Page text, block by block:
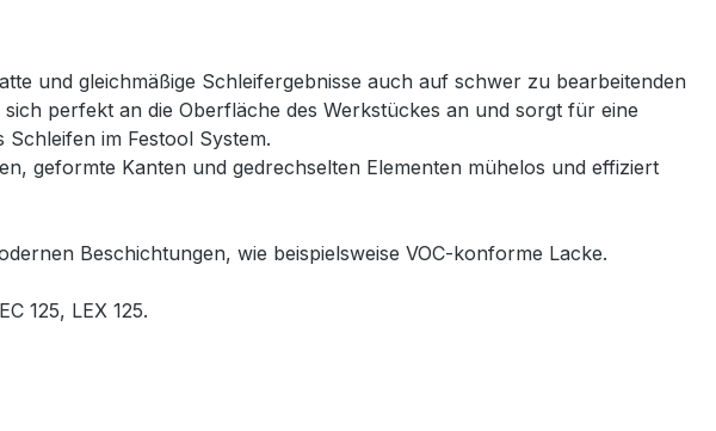
und gleichmäßige Schleifergebnisse auch auf schwer zu bearbeitenden
perfekt an die Oberfläche des Werkstückes an und sorgt für eine
im Festool System.
geformte Kanten und gedrechselten Elementen mühelos und effiziert
Beschichtungen, wie beispielsweise VOC-konforme Lacke.
125, LEX 125.